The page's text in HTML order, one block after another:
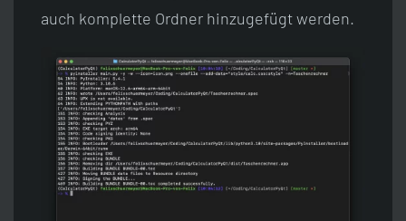
auch komplette Ordner hinzugefügt werden.